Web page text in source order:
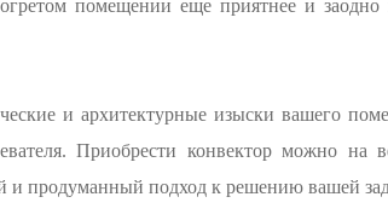
помещении еще приятнее и заодно
и архитектурные изыски вашего
Приобрести конвектор можно на
и продуманный подход к решению вашей